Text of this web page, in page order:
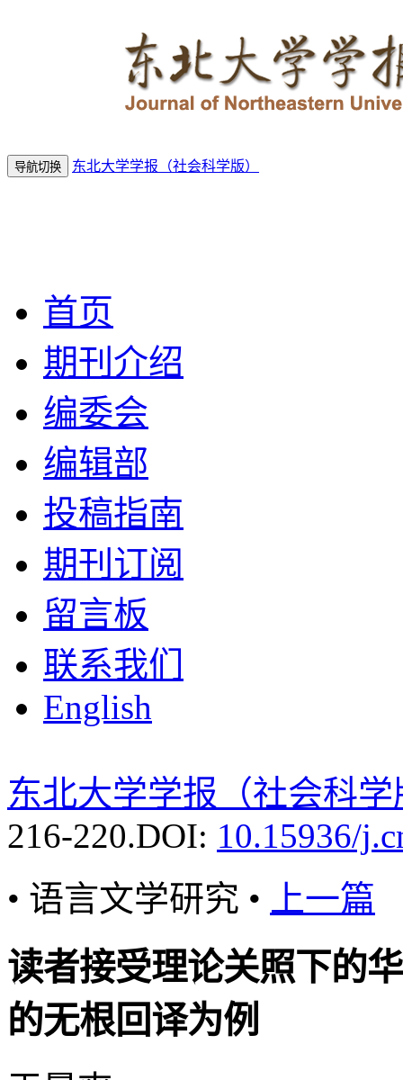
导航切换 东北大学学报（社会科学版）
首页
期刊介绍
编委会
编辑部
投稿指南
期刊订阅
留言板
联系我们
English
东北大学学报（社会科学
216-220.DOI: 10.15936/
• 语言文学研究 •
上一篇
读者接受理论关照下的
的无根回译为例